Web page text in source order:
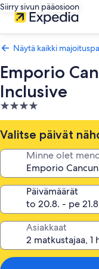
Siirry sivun pääosioon
Näytä kaikki
Emporio
Inclusive
4.0
tähden
majoituspaikka
Valitse päivät
Minne olet
Päivämäärät
Asiakkaat